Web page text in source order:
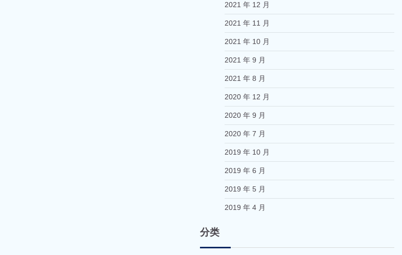
2021 年 12 月
2021 年 11 月
2021 年 10 月
2021 年 9 月
2021 年 8 月
2020 年 12 月
2020 年 9 月
2020 年 7 月
2019 年 10 月
2019 年 6 月
2019 年 5 月
2019 年 4 月
分类